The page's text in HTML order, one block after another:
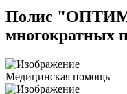
Полис
многократных
Медицинская помощь